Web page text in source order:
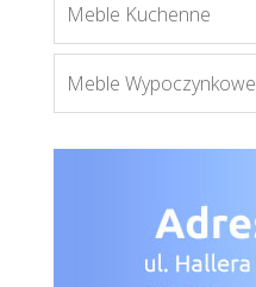
Meble Kuchenne
Meble Wypoczynkowe